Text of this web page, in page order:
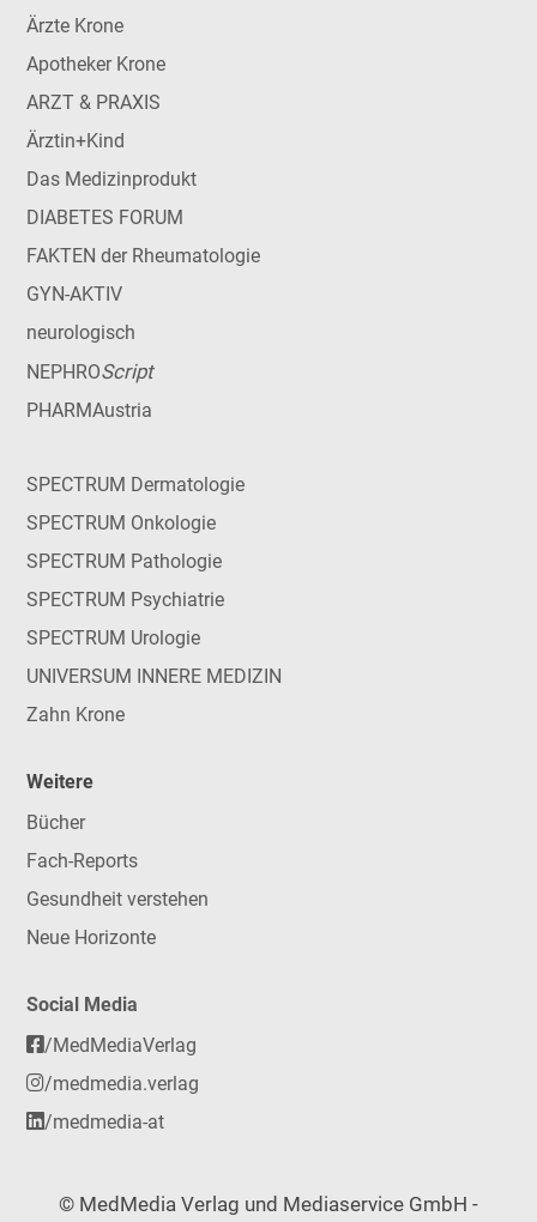
Ärzte Krone
Apotheker Krone
ARZT & PRAXIS
Ärztin+Kind
Das Medizinprodukt
DIABETES FORUM
FAKTEN der Rheumatologie
GYN-AKTIV
neurologisch
NEPHROScript
PHARMAustria
SPECTRUM Dermatologie
SPECTRUM Onkologie
SPECTRUM Pathologie
SPECTRUM Psychiatrie
SPECTRUM Urologie
UNIVERSUM INNERE MEDIZIN
Zahn Krone
Weitere
Bücher
Fach-Reports
Gesundheit verstehen
Neue Horizonte
Social Media
/MedMediaVerlag
/medmedia.verlag
/medmedia-at
© MedMedia Verlag und Mediaservice GmbH -